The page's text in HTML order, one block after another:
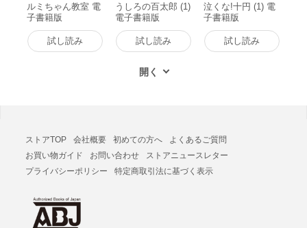
ルミちゃん教室 電
子書籍版
試し読み
うしろの百太郎 (1)
電子書籍版
試し読み
泣くな!十円 (1) 電
子書籍版
試し読み
ストアTOP 会社概要 初めての方へ
よくあるご質問
お買い物ガイド
お問い合わせ
ストアニュースレター
プライバシーポリシー
特定商取引法に基づく表示